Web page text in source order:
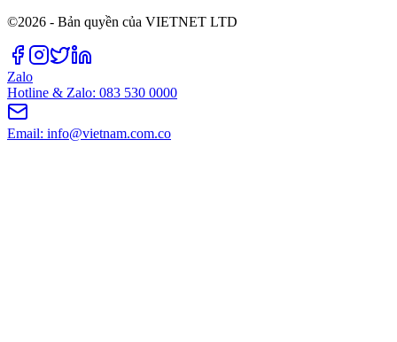
©2026 - Bản quyền của VIETNET LTD
Zalo
Hotline & Zalo: 083 530 0000
Email: info@vietnam.com.co